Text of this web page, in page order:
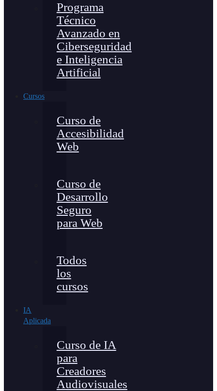
Programa
Técnico
Avanzado en
Ciberseguridad
e Inteligencia
Artificial
Cursos
Curso de
Accesibilidad
Web
Curso de
Desarrollo
Seguro
para Web
Todos
los
cursos
IA
Aplicada
Curso de IA
para
Creadores
Audiovisuales